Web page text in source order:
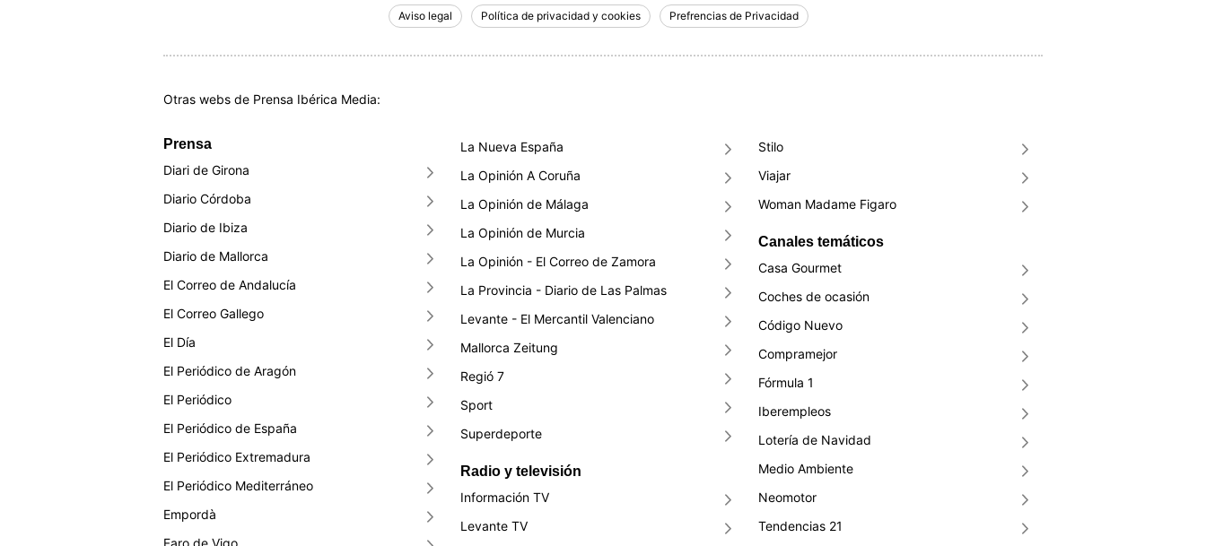
Aviso legal Política de privacidad y cookies Prefrencias de Privacidad
Otras webs de Prensa Ibérica Media:
Prensa
Diari de Girona
Diario Córdoba
Diario de Ibiza
Diario de Mallorca
El Correo de Andalucía
El Correo Gallego
El Día
El Periódico de Aragón
El Periódico
El Periódico de España
El Periódico Extremadura
El Periódico Mediterráneo
Empordà
Faro de Vigo
La Nueva España
La Opinión A Coruña
La Opinión de Málaga
La Opinión de Murcia
La Opinión - El Correo de Zamora
La Provincia - Diario de Las Palmas
Levante - El Mercantil Valenciano
Mallorca Zeitung
Regió 7
Sport
Superdeporte
Radio y televisión
Información TV
Levante TV
Stilo
Viajar
Woman Madame Figaro
Canales temáticos
Casa Gourmet
Coches de ocasión
Código Nuevo
Compramejor
Fórmula 1
Iberempleos
Lotería de Navidad
Medio Ambiente
Neomotor
Tendencias 21